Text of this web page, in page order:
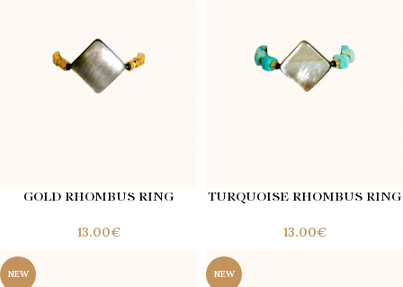
GOLD RHOMBUS RING
€
TURQUOISE RHOMBUS RING
€
NEW NEW